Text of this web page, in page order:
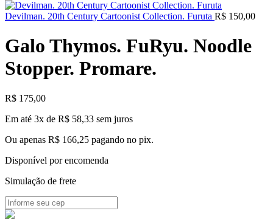
Devilman. 20th Century Cartoonist Collection. Furuta R$ 150,00
Galo Thymos. FuRyu. Noodle
Stopper. Promare.
R$ 175,00
Em até 3x de R$ 58,33 sem juros
Ou apenas R$ 166,25 pagando no pix.
Disponível por encomenda
Simulação de frete